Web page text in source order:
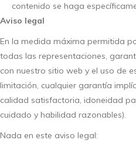
contenido se haga
Aviso legal
En la medida máxima permitida
todas las representaciones,
con nuestro sitio web y el uso de
limitación, cualquier garantía
calidad satisfactoria, idoneidad
cuidado y habilidad razonables).
Nada en este aviso legal: